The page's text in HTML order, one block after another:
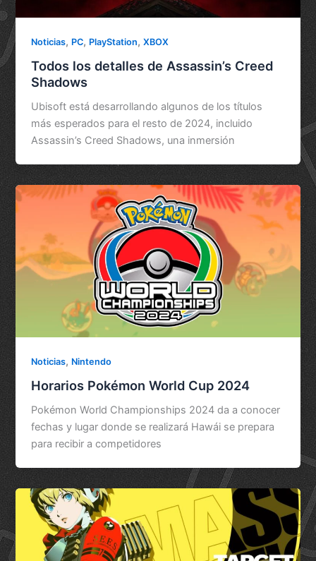
Noticias, PC, PlayStation,XBOX
Todos los detalles de Assassin’s Creed
Shadows
Ubisoft está desarrollando algunos de los títulos
más esperados para el resto de 2024, incluido
Assassin’s Creed Shadows, una inmersión
Noticias, Nintendo
Horarios Pokémon World Cup 2024
Pokémon World Championships 2024 da a conocer
fechas y lugar donde se realizará Hawái se prepara
para recibir a competidores